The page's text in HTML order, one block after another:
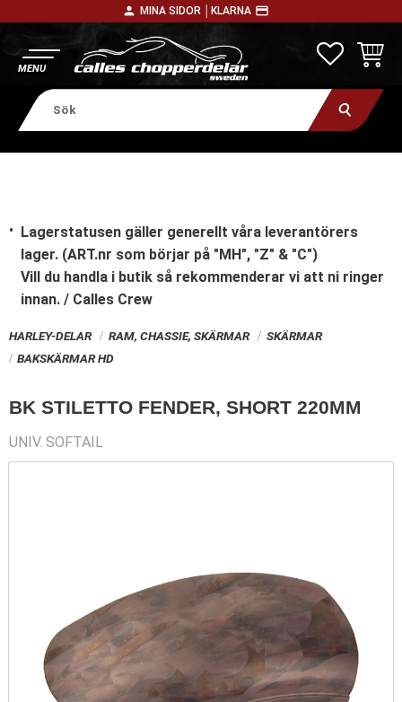
person MINA SIDOR │ KLARNA payment
Lagerstatusen gäller generellt våra leverantörers
lager. (ART.nr som börjar på "MH", "Z" & "C")
Vill du handla i butik så rekommenderar vi att ni ringer
innan. / Calles Crew
HARLEY-DELAR RAM, CHASSIE, SKÄRMAR
SKÄRMAR
BAKSKÄRMAR HD
BK STILETTO FENDER, SHORT 220MM
UNIV. SOFTAIL